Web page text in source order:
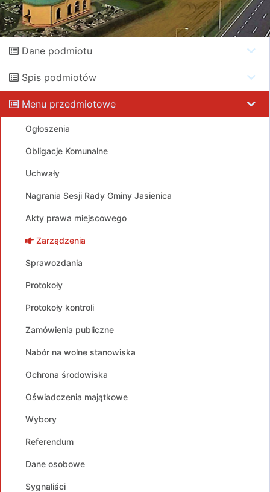
Dane podmiotu
Spis podmiotów
Menu przedmiotowe
Ogłoszenia
Obligacje Komunalne
Uchwały
Nagrania Sesji Rady Gminy Jasienica
Akty prawa miejscowego
Zarządzenia
Sprawozdania
Protokoły
Protokoły kontroli
Zamówienia publiczne
Nabór na wolne stanowiska
Ochrona środowiska
Oświadczenia majątkowe
Wybory
Referendum
Dane osobowe
Sygnaliści